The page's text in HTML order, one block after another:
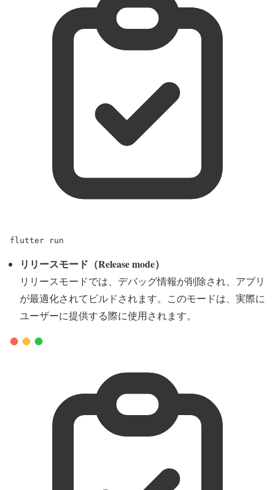
flutter run
リリースモード（Release mode）
リリースモードでは、デバッグ情報が削除され、アプリ
が最適化されてビルドされます。このモードは、実際に
ユーザーに提供する際に使用されます。